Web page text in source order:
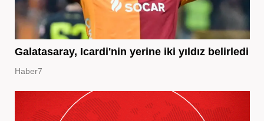
Galatasaray, Icardi'nin yerine iki yıldız belirledi
Haber7